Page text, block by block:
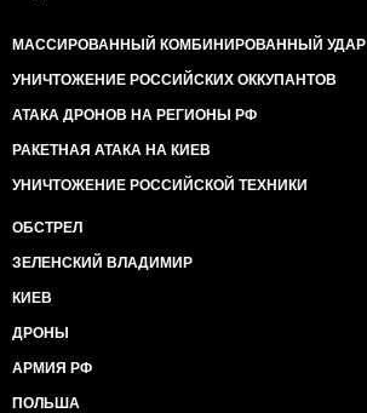
МАССИРОВАННЫЙ КОМБИНИРОВАННЫЙ УДАР
УНИЧТОЖЕНИЕ РОССИЙСКИХ ОККУПАНТОВ
АТАКА ДРОНОВ НА РЕГИОНЫ РФ
РАКЕТНАЯ АТАКА НА КИЕВ
УНИЧТОЖЕНИЕ РОССИЙСКОЙ ТЕХНИКИ
ОБСТРЕЛ
ЗЕЛЕНСКИЙ ВЛАДИМИР
КИЕВ
ДРОНЫ
АРМИЯ РФ
ПОЛЬША